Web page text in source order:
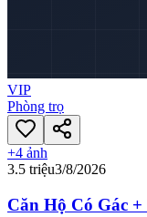
VIP
Phòng trọ
+4 ảnh
3.5 triệu3/8/2026
Căn Hộ Có Gác